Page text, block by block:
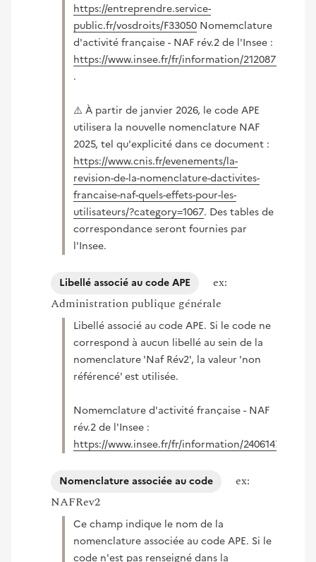
https://entreprendre.service-
public.fr/vosdroits/F33050(nouvelle fenêtre)
Nomemclature
d'activité française - NAF rév.2 de l'Insee :
https://www.insee.fr/fr/information/2120875
(nouvelle fenêtre)
.
⚠️ À partir de janvier 2026, le code APE
utilisera la nouvelle nomenclature NAF
2025, tel qu'explicité dans ce document :
https://www.cnis.fr/evenements/la-
revision-de-la-nomenclature-dactivites-
francaise-naf-quels-effets-pour-les-
utilisateurs/?category=1067(nouvelle fenêtre)
. Des tables de
correspondance seront fournies par
l'Insee.
Libellé associé au code APE
ex:
Administration publique générale
Libellé associé au code APE. Si le code ne
correspond à aucun libellé au sein de la
nomenclature 'Naf Rév2', la valeur 'non
référencé' est utilisée.
Nomemclature d'activité française - NAF
rév.2 de l'Insee :
https://www.insee.fr/fr/information/2406147
Nomenclature associée au code
ex:
NAFRev2
Ce champ indique le nom de la
nomenclature associée au code APE. Si le
code n'est pas renseigné dans la